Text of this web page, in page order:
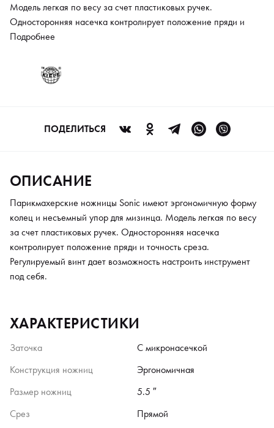
Модель легкая по весу за счет пластиковых ручек.
Односторонняя насечка контролирует положение пряди и
точность среза. Регулируемый винт дает возможность
Подробнее
ПОДЕЛИТЬСЯ
ОПИСАНИЕ
Парикмахерские ножницы Sonic имеют эргономичную форму
колец и несъемный упор для мизинца. Модель легкая по весу
за счет пластиковых ручек. Односторонняя насечка
контролирует положение пряди и точность среза.
Регулируемый винт дает возможность настроить инструмент
под себя.
ХАРАКТЕРИСТИКИ
Заточка
С микронасечкой
Конструкция ножниц
Эргономичная
Размер ножниц
5.5 ″
Срез
Прямой